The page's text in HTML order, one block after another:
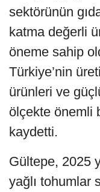
sektörünün
katma değerli
öneme sahip
Türkiye’nin
ürünleri ve
ölçekte önemli
kaydetti.
Gültepe, 2025
yağlı tohumlar